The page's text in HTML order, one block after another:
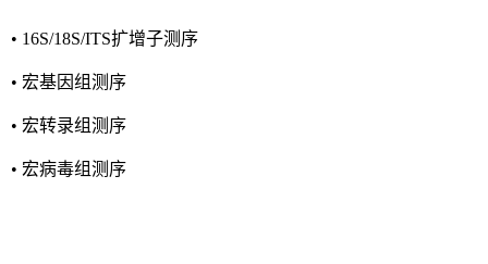
• 16S/18S/ITS扩增子测序
• 宏基因组测序
• 宏转录组测序
• 宏病毒组测序